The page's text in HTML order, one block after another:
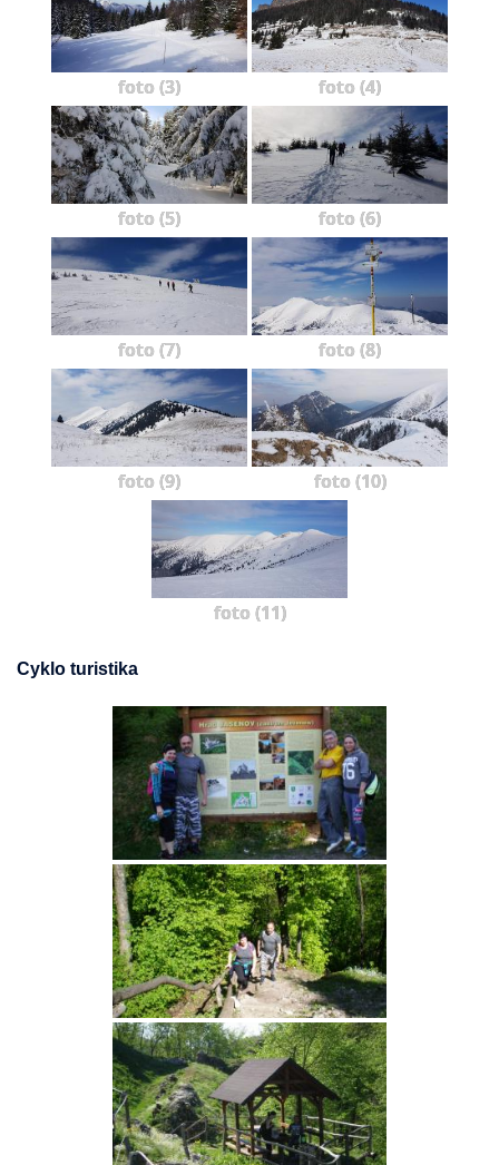
foto (3) foto (4)
foto (5) foto (6)
foto (7) foto (8)
foto (9) foto (10)
foto (11)
Cyklo turistika